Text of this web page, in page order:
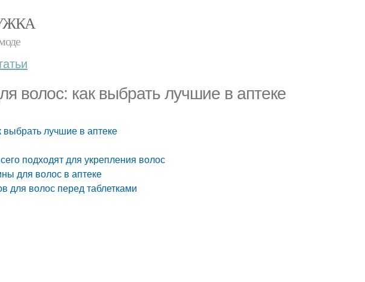
волос: как выбрать лучшие в аптеке
лучшие в аптеке
подходят для укрепления волос
для волос в аптеке
для волос перед таблетками